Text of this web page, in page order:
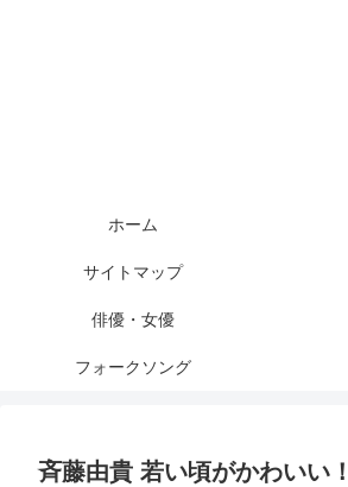
ホーム
サイトマップ
俳優・女優
フォークソング
斉藤由貴 若い頃がかわいい